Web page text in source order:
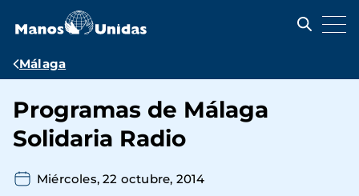
contenido
Ruta
navegación
Málaga
Programas de Málaga
Solidaria Radio
Miércoles, 22 octubre, 2014